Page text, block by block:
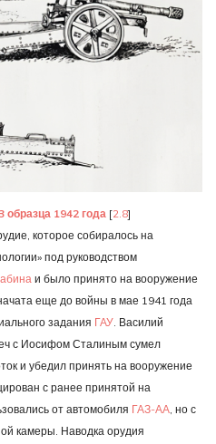
1942 года [2.8]
которое собиралось на
под руководством
и было принято на вооружение
еще до войны в мае 1941 года
задания ГАУ . Василий
с Иосифом Сталиным сумел
и убедил принять на вооружение
с ранее принятой на
от автомобиля ГАЗ-АА , но с
камеры. Наводка орудия